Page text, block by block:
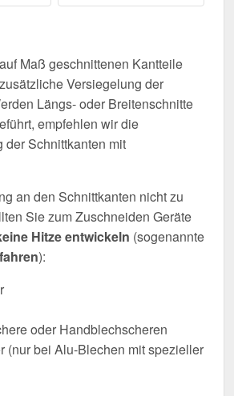
Maß geschnittenen Kantteile
Versiegelung der
Längs- oder Breitenschnitte
empfehlen wir die
der Schnittkanten mit
an den Schnittkanten nicht zu
Sie zum Zuschneiden Geräte
Hitze entwickeln (sogenannte
):
oder Handblechscheren
(nur bei Alu-Blechen mit spezieller